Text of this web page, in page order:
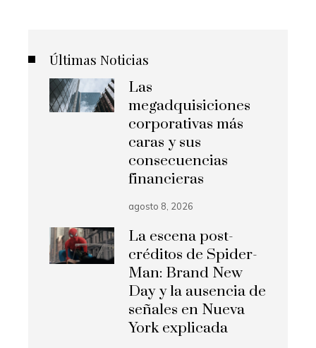
Últimas Noticias
Las
megadquisiciones
corporativas más
caras y sus
consecuencias
financieras
agosto 8, 2026
La escena post-
créditos de Spider-
Man: Brand New
Day y la ausencia de
señales en Nueva
York explicada